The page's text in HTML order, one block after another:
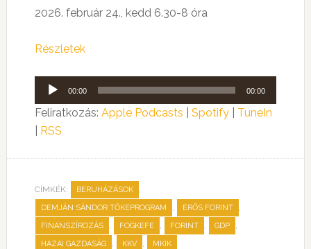
2026. február 24., kedd 6.30-8 óra
Részletek
Audió
lejátszó
00:00 00:00
Feliratkozás: Apple Podcasts Spotify| TuneIn
RSS
CÍMKÉK: BERUHÁZÁSOK ,
DEMJÁN SÁNDOR TŐKEPROGRAM , ERŐS FORINT ,
FINANSZÍROZÁS , FOGKEFE , FORINT , GDP ,
HAZAI GAZDASÁG , KKV , MKIK